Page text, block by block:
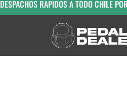
DESPACHOS RAPIDOS A TODO CHILE